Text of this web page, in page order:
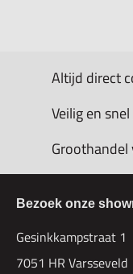
Altijd direct
Veilig en
Bezoek onze
Gesinkkampstraat 1
7051 HR Varsseveld